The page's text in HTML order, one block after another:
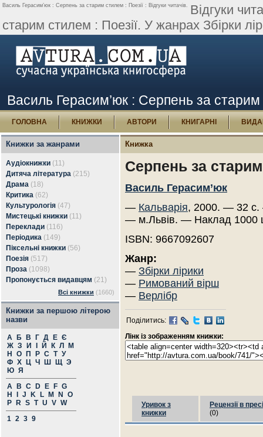
Василь Герасим’юк : Серпень за старим стилем : Поезії : Відгуки читачів. Відгуки
старим стилем : Поезії. У жанрах Збірки
Василь Герасим’юк : Серпень за старим
ГОЛОВНА КНИЖКИ АВТОРИ КНИГАРНІ
Книжки за жанрами
Аудіокнижки (11)
Дитяча література (215)
Драма (18)
Критика (62)
Культурологія (47)
Мистецькі книжки (11)
Переклади (116)
Періодика (149)
Піксельні книжки (56)
Поезія (517)
Проза (1098)
Пропонується видавцям (21)
Всі книжки (1660)
Книжки за першою літерою
назви
А Б В Г Д Е Є
Ж З И Й К Л
М
Н
О П Р С Т У
Ф Х Ц Ч Ш Щ Э
Ю Я
A
B C D E F G
H
J K L M N
O
P
R S T U V W
1 2 3 9
Книжка
Серпень за
Василь Герасим’юк
— Кальварія, 2000. — 32 с.
— м.Львів. — Наклад 1000
ISBN: 9667092607
Жанр:
— Збірки лірики
— Римований вірш
— Верлібр
Поділитись:
Лінк із зображенням книжки:
Уривок з
книжки
Рецензії в пресі
(0)